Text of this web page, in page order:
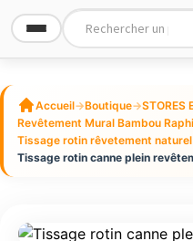
Accueil→Boutique→STORES
Revêtement Mural Bambou
Tissage rotin rêvetement naturel
Tissage rotin canne plein